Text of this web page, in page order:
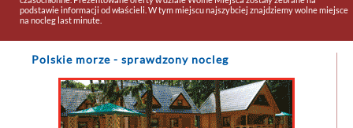
podstawie informacji od właścieli. W tym miejscu najszybciej znajdziemy wolne miejsce
na nocleg last minute.
Polskie morze - sprawdzony nocleg